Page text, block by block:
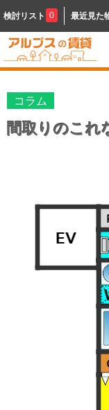
検討リスト 0 最近見た
コラム
間取りのこれ